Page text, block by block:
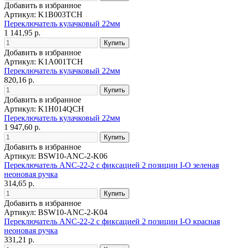
Добавить в избранное
Артикул: K1B003TCH
Переключатель кулачковый 22мм
1 141,95 р.
Добавить в избранное
Артикул: K1A001TCH
Переключатель кулачковый 22мм
820,16 р.
Добавить в избранное
Артикул: K1H014QCH
Переключатель кулачковый 22мм
1 947,60 р.
Добавить в избранное
Артикул: BSW10-ANC-2-K06
Переключатель ANC-22-2 с фиксацией 2 позиции I-O зеленая
неоновая ручка
314,65 р.
Добавить в избранное
Артикул: BSW10-ANC-2-K04
Переключатель ANC-22-2 с фиксацией 2 позиции I-O красная
неоновая ручка
331,21 р.